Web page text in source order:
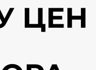
ЦЕН